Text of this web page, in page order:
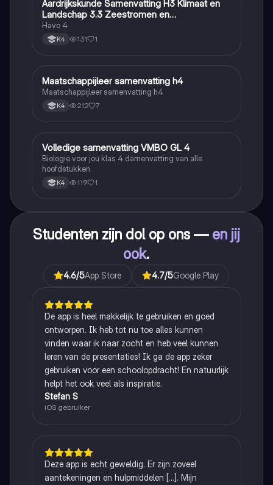
Aardrijkskunde
Aardrijkskunde Samenvatting H3 Klimaat en
Landschap 3.3 Zeestromen en
Klimaatgebieden • BuiteNLand
Havo 4
K4 131 1
Maatschappijleer
Maatschappijleer samenvatting h4
Maatschappijleer samenvatting h4
K4 212 7
Biologie
Volledige samenvatting VMBO GL 4
Biologie voor jou klas 4 damenvatting van alle
hoofdstukken
K4 119 1
Studenten zijn dol op ons — en jij
ook.
4.6/5App Store 4.7/5Google Play
De app is heel makkelijk te gebruiken en goed
ontworpen. Ik heb tot nu toe alles kunnen
vinden waar ik naar zocht en heb veel kunnen
leren van de presentaties! Ik ga de app zeker
gebruiken voor een schoolopdracht! En natuurlijk
helpt het ook veel als inspiratie.
Stefan S
iOS gebruiker
Deze app is echt geweldig. Er zijn zoveel
aantekeningen en hulpmiddelen [...]. Mijn